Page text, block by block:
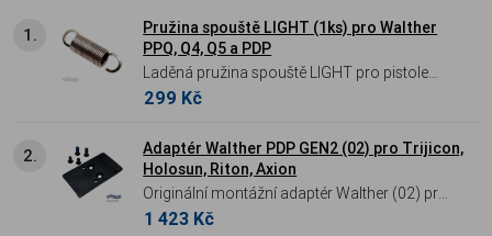
1.
Pružina spouště LIGHT (1ks) pro Walther
PPQ, Q4, Q5 a PDP
Laděná pružina spouště LIGHT pro pistole
Walther řady PDP, PPQ a Q-Series – efektivní
kg.
299 Kč
2.
Adaptér Walther PDP GEN2 (02) pro Trijicon,
Holosun, Riton, Axion
Originální montážní adaptér Walther (02) pro
druhou generaci (GEN2) pistolí PDP a PDP F-
1 423 Kč